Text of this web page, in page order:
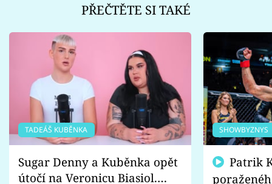
PŘEČTĚTE SI TAKÉ
TADEÁŠ KUBĚNKA
Sugar Denny a Kuběnka opět
útočí na Veronicu Biasiol.
SHOWBYZNYS